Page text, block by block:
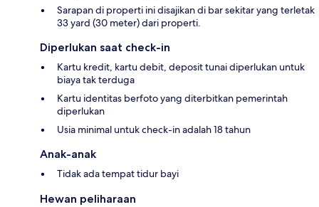
Sarapan di properti ini disajikan di bar sekitar yang terletak
33 yard (30 meter) dari properti.
Diperlukan saat check-in
Kartu kredit, kartu debit, deposit tunai diperlukan untuk
biaya tak terduga
Kartu identitas berfoto yang diterbitkan pemerintah
diperlukan
Usia minimal untuk check-in adalah 18 tahun
Anak-anak
Tidak ada tempat tidur bayi
Hewan peliharaan